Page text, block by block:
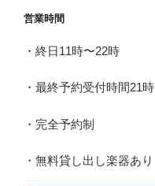
ン
営業時間
・終日11時〜22時
・最終予約受付時間21時
・完全予約制
・無料貸し出し楽器あり